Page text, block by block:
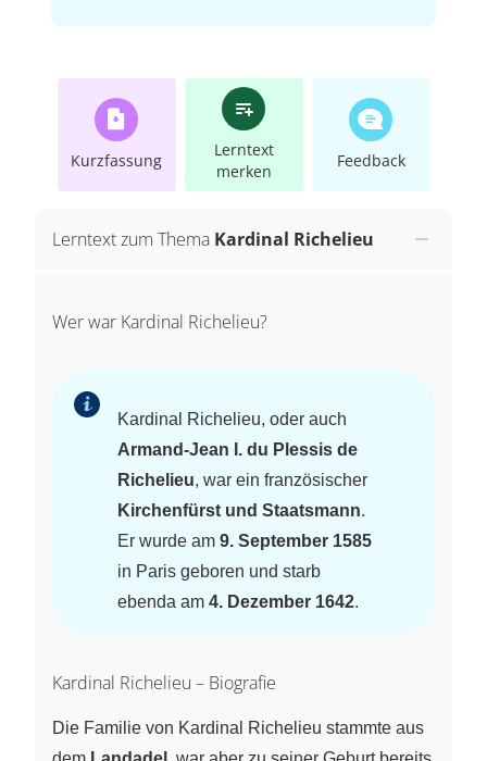
Kurzfassung
Lerntext
merken
Feedback
Lerntext zum Thema Kardinal Richelieu
Wer war Kardinal Richelieu?
Kardinal Richelieu, oder auch
Armand-Jean I. du Plessis de
Richelieu, war ein französischer
Kirchenfürst und Staatsmann.
Er wurde am 9. September 1585
in Paris geboren und starb
ebenda am 4. Dezember 1642.
Kardinal Richelieu – Biografie
Die Familie von Kardinal Richelieu stammte aus